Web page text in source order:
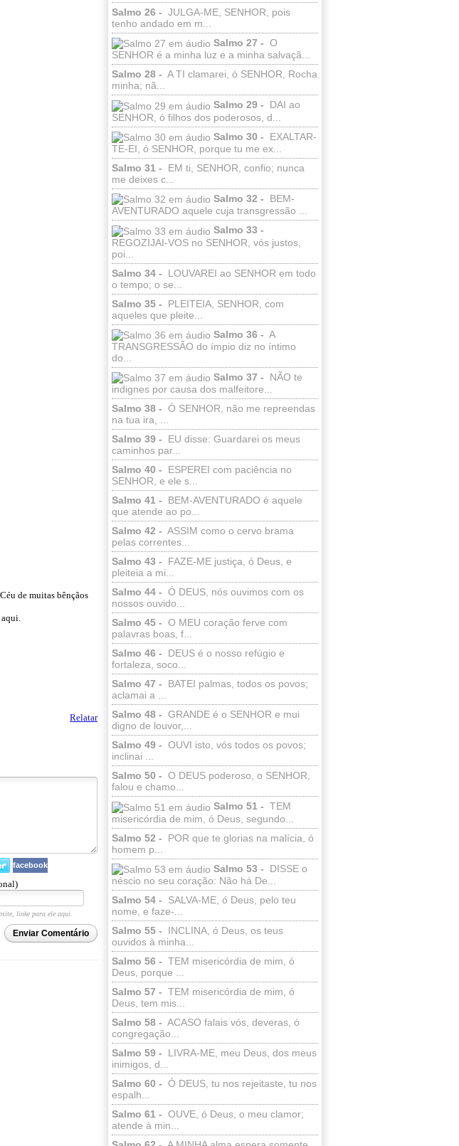
Salmo 26 - JULGA-ME, SENHOR, pois
tenho andado em m...
Salmo 27 - O
SENHOR é a minha luz e a minha salvaçã...
Salmo 28 - A TI clamarei, ó SENHOR, Rocha
minha; nã...
Salmo 29 -
DAI ao
SENHOR, ó filhos dos poderosos, d...
Salmo 30 -
EXALTAR-
TE-EI, ó SENHOR, porque tu me ex...
Salmo 31 -
EM ti, SENHOR, confio; nunca
me deixes c...
Salmo 32 -
BEM-
AVENTURADO aquele cuja transgressão ...
Salmo 33 -
REGOZIJAI-VOS no SENHOR, vós justos,
poi...
Salmo 34 -
LOUVAREI ao SENHOR em todo
o tempo; o se...
Salmo 35 -
PLEITEIA, SENHOR, com
aqueles que pleite...
Salmo 36 - A
TRANSGRESSÃO do ímpio diz no íntimo
do...
Salmo 37 -
NÃO te
indignes por causa dos malfeitore...
Salmo 38 - Ó SENHOR, não me repreendas
na tua ira, ...
Salmo 39 -
EU disse: Guardarei os meus
caminhos par...
Salmo 40 -
ESPEREI com paciência no
SENHOR, e ele s...
Salmo 41 -
BEM-AVENTURADO é aquele
que atende ao po...
Salmo 42 - ASSIM como o cervo brama
pelas correntes...
Salmo 43 -
FAZE-ME justiça, ó Deus, e
pleiteia a mi...
Salmo 44 - Ó DEUS, nós ouvimos com os
nossos ouvido...
Salmo 45 - O MEU coração ferve com
palavras boas, f...
Salmo 46 -
DEUS é o nosso refúgio e
fortaleza, soco...
Salmo 47 -
BATEI palmas, todos os povos;
aclamai a ...
Salmo 48 - GRANDE é o SENHOR e mui
digno de louvor,...
Salmo 49 - OUVI isto, vós todos os povos;
inclinai ...
Salmo 50 - O DEUS poderoso, o SENHOR,
falou e chamo...
Salmo 51 - TEM
misericórdia de mim, ó Deus, segundo...
Salmo 52 -
POR que te glorias na malícia, ó
homem p...
Salmo 53 -
DISSE o
néscio no seu coração: Não há De...
Salmo 54 -
SALVA-ME, ó Deus, pelo teu
nome, e faze-...
Salmo 55 -
INCLINA, ó Deus, os teus
ouvidos à minha...
Salmo 56 - TEM misericórdia de mim, ó
Deus, porque ...
Salmo 57 - TEM misericórdia de mim, ó
Deus, tem mis...
Salmo 58 - ACASO falais vós, deveras, ó
congregação...
Salmo 59 -
LIVRA-ME, meu Deus, dos meus
inimigos, d...
Salmo 60 - Ó DEUS, tu nos rejeitaste, tu nos
espalh...
Salmo 61 - OUVE, ó Deus, o meu clamor;
atende à min...
de muitas bênçãos
aqui.
Relatar
facebook
linke para ele aqui.
Enviar Comentário